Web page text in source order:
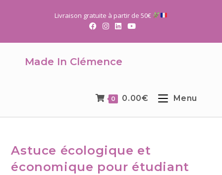
Livraison gratuite à partir de 50€
Made In Clémence
0 0.00€ Menu
Astuce écologique et
économique pour étudiant